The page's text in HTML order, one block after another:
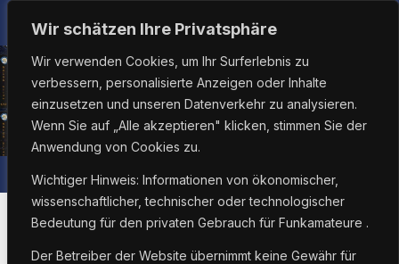
Wir schätzen Ihre Privatsphäre
Wir verwenden Cookies, um Ihr Surferlebnis zu
verbessern, personalisierte Anzeigen oder Inhalte
einzusetzen und unseren Datenverkehr zu analysieren.
Wenn Sie auf „Alle akzeptieren" klicken, stimmen Sie der
Anwendung von Cookies zu.
Wichtiger Hinweis: Informationen von ökonomischer,
wissenschaftlicher, technischer oder technologischer
Bedeutung für den privaten Gebrauch für Funkamateure .
Der Betreiber der Website übernimmt keine Gewähr für
Inhalt
springen
Sa.. Aug. 8th, 2026 2:22:24 PM